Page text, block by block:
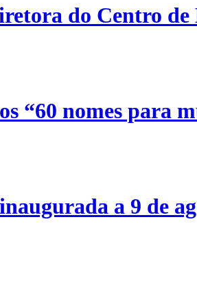
do Centro
“60 nomes para
a 9 de